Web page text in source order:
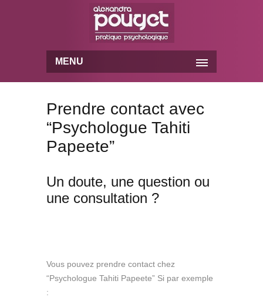
MENU
Prendre contact avec
“Psychologue Tahiti
Papeete”
Un doute, une question ou
une consultation ?
Vous pouvez prendre contact chez
“Psychologue Tahiti Papeete” Si par exemple
: